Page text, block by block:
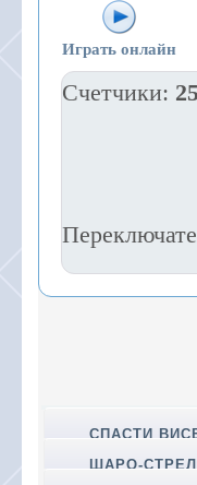
Играть онлайн
Счетчики:
СПАСТИ
ШАРО-